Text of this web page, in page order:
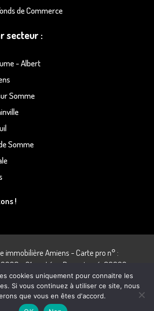
de Commerce
secteur :
- Albert
Somme
Somme
!
immobilière Amiens - Carte pro n° :
- 21 rue Léon Dupontreué, 80000
cookies uniquement pour connaitre les
Si vous continuez à utiliser ce site, nous
que vous en êtes d'accord.